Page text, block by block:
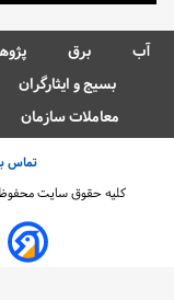
آب برق
بسیج و ایثارگران
معاملات سازمان
تماس با
کلیه حقوق سایت محفوظ